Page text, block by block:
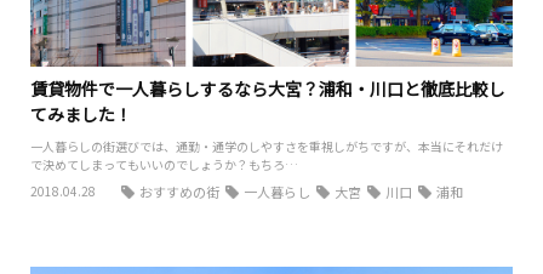
賃貸物件で一人暮らしするなら大宮？浦和・川口と徹底比較し
てみました！
一人暮らしの街選びでは、通勤・通学のしやすさを重視しがちですが、本当にそれだけ
で決めてしまってもいいのでしょうか？もちろ…
2018.04.28
おすすめの街 一人暮らし 大宮 川口 浦和